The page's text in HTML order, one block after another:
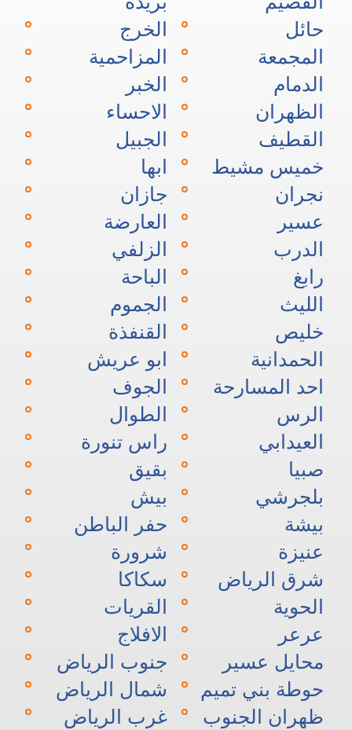
حائل
الخرج
المجمعة
المزاحمية
الدمام
الخبر
الظهران
الاحساء
القطيف
الجبيل
خميس مشيط
ابها
نجران
جازان
عسير
العارضة
الدرب
الزلفي
رابغ
الباحة
الليث
الجموم
خليص
القنفذة
الحمدانية
ابو عريش
احد المسارحة
الجوف
الرس
الطوال
العيدابي
راس تنورة
صبيا
بقيق
بلجرشي
بيش
بيشة
حفر الباطن
عنيزة
شرورة
شرق الرياض
سكاكا
الحوية
القريات
عرعر
الافلاج
محايل عسير
جنوب الرياض
حوطة بني تميم
شمال الرياض
ظهران الجنوب
غرب الرياض